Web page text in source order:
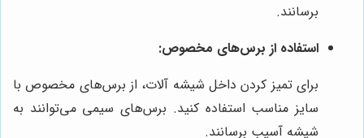
برسانند.
استفاده از برس‌های مخصوص:
برای تمیز کردن داخل شیشه آلات، از برس‌های مخصوص با
سایز مناسب استفاده کنید. برس‌های سیمی می‌توانند به
شیشه آسیب برسانند.